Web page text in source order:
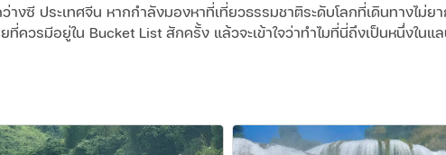
ซี ประเทศจีน หากกำลังมองหาที่เที่ยวธรรมชาติระดับโลกที่เดินทางไม่ยา
วรมีอยู่ใน Bucket List สักครั้ง แล้วจะเข้าใจว่าทำไมที่นี่ถึงเป็นหนึ่งในแ